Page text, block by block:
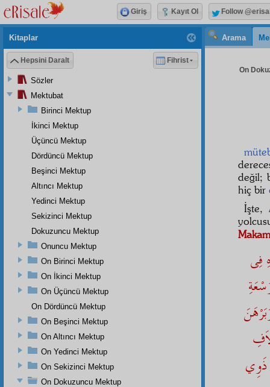
Arama
On
değil;
hiç bir
İşte,
فِى
ذَوِي
Kitaplar
Hepsini Daralt Fihrist
Sözler
Mektubat
Birinci Mektup
İkinci Mektup
Üçüncü Mektup
Dördüncü Mektup
Beşinci Mektup
Altıncı Mektup
Yedinci Mektup
Sekizinci Mektup
Dokuzuncu Mektup
Onuncu Mektup
On Birinci Mektup
On İkinci Mektup
On Üçüncü Mektup
On Dördüncü Mektup
On Beşinci Mektup
On Altıncı Mektup
On Yedinci Mektup
On Sekizinci Mektup
On Dokuzuncu Mektup
Giriş Kayıt Ol Follow